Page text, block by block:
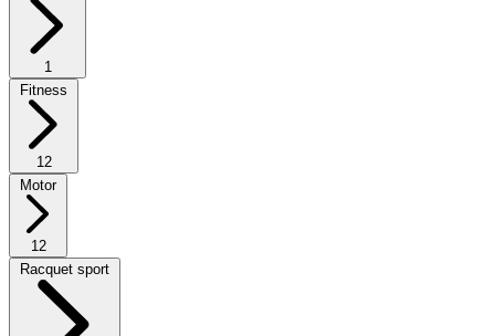
1
12
Motor
12